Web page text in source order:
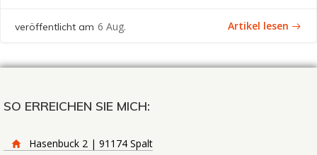
veröffentlicht am 6 Aug. Artikel lesen
SO ERREICHEN SIE MICH:
Hasenbuck 2 | 91174 Spalt